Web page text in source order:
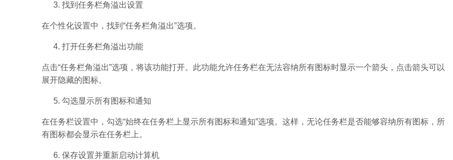
找到任务栏角溢出设置
在个性化设置中，找到“任务栏角溢出”选项。
打开任务栏角溢出功能
点击“任务栏角溢出”选项，将该功能打开。此功能允许任务栏在无法容纳所有图标时显示一个箭头，点击箭头可以
展开隐藏的图标。
勾选显示所有图标和通知
在任务栏设置中，勾选“始终在任务栏上显示所有图标和通知”选项。这样，无论任务栏是否能够容纳所有图标，所
有图标都会显示在任务栏上。
保存设置并重新启动计算机